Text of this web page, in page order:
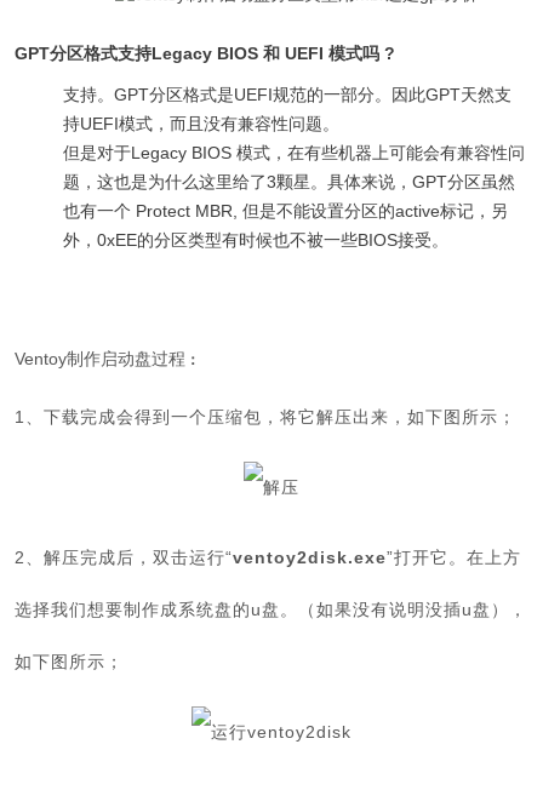
GPT分区格式支持Legacy BIOS 和 UEFI 模式吗 ?
支持。GPT分区格式是UEFI规范的一部分。因此GPT天然支
持UEFI模式，而且没有兼容性问题。
但是对于Legacy BIOS 模式，在有些机器上可能会有兼容性问
题，这也是为什么这里给了3颗星。具体来说，GPT分区虽然
也有一个 Protect MBR, 但是不能设置分区的active标记，另
外，0xEE的分区类型有时候也不被一些BIOS接受。
Ventoy制作启动盘过程 ：
1、下载完成会得到一个压缩包，将它解压出来，如下图所示；
2、解压完成后，双击运行“ventoy2disk.exe”打开它。在上方
选择我们想要制作成系统盘的u盘。（如果没有说明没插u盘），
如下图所示；